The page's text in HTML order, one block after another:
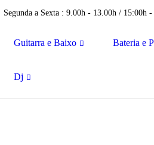
Segunda a Sexta : 9.00h - 13.00h / 15:00h
Guitarra e Baixo Bateria e
Dj